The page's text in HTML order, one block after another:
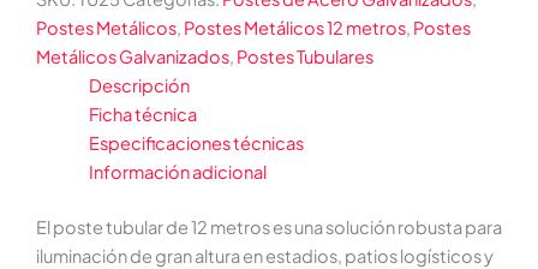
Postes Metálicos, Postes Metálicos 12 metros, Postes
Metálicos Galvanizados, Postes Tubulares
Descripción
Ficha técnica
Especificaciones técnicas
Información adicional
El poste tubular de 12 metros es una solución robusta para
iluminación de gran altura en estadios, patios logísticos y